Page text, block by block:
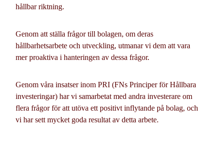
hållbar riktning.
Genom att ställa frågor till bolagen, om deras
hållbarhetsarbete och utveckling, utmanar vi dem att vara
mer proaktiva i hanteringen av dessa frågor.
Genom våra insatser inom PRI (FNs Principer för Hållbara
investeringar) har vi samarbetat med andra investerare om
flera frågor för att utöva ett positivt inflytande på bolag, och
vi har sett mycket goda resultat av detta arbete.